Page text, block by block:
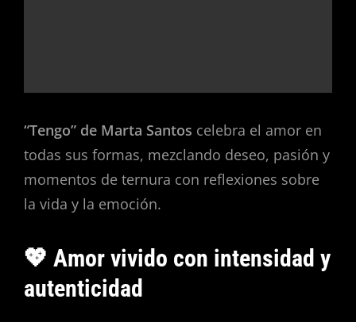
“Tengo” de Marta Santos celebra el amor en
todas sus formas, mezclando deseo, pasión y
momentos de ternura con reflexiones sobre
la vida y la emoción.
💖 Amor vivido con intensidad y
autenticidad